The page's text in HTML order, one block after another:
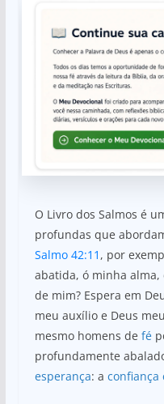
O Livro dos Salmos é
profundas que
Salmo 42:11 , por
abatida, ó minha
de mim? Espera em
meu auxílio e Deus
mesmo homens de fé
profundamente
esperança: a confiança